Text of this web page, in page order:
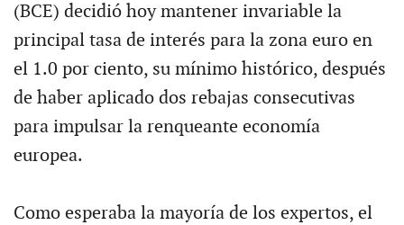
(BCE) decidió hoy mantener invariable la
principal tasa de interés para la zona euro en
el 1.0 por ciento, su mínimo histórico, después
de haber aplicado dos rebajas consecutivas
para impulsar la renqueante economía
europea.
Como esperaba la mayoría de los expertos, el